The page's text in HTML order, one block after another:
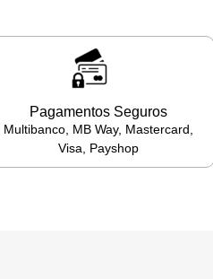
Pagamentos Seguros
Multibanco, MB Way, Mastercard,
Visa, Payshop